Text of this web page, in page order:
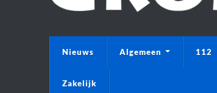
Nieuws Algemeen 112
Zakelijk